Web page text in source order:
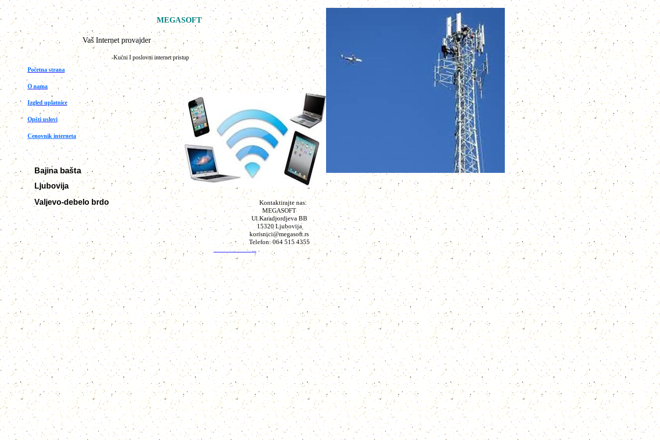
Vaš Internet provajder
MEGASOFT
-Kućni I poslovni internet pristup
Kontaktirajte nas:
MEGASOFT
Ul.Karadjordjeva BB
15320 Ljubovija
korisnici@megasoft.rs
Telefon: 064 515 4355
...
Početna strana
O nama
Izgled uplatnice
Opšti uslovi
Cenovnik interneta
Bajinabašta
Ljubovija
Valjevo-debelo brdo